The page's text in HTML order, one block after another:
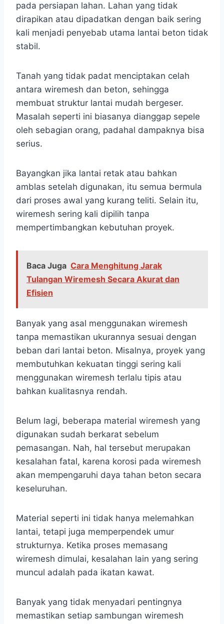
pada persiapan lahan. Lahan yang tidak
dirapikan atau dipadatkan dengan baik sering
kali menjadi penyebab utama lantai beton tidak
stabil.
Tanah yang tidak padat menciptakan celah
antara wiremesh dan beton, sehingga
membuat struktur lantai mudah bergeser.
Masalah seperti ini biasanya dianggap sepele
oleh sebagian orang, padahal dampaknya bisa
serius.
Bayangkan jika lantai retak atau bahkan
amblas setelah digunakan, itu semua bermula
dari proses awal yang kurang teliti. Selain itu,
wiremesh sering kali dipilih tanpa
mempertimbangkan kebutuhan proyek.
Baca Juga Cara Menghitung Jarak
Tulangan Wiremesh Secara Akurat dan
Efisien
Banyak yang asal menggunakan wiremesh
tanpa memastikan ukurannya sesuai dengan
beban dari lantai beton. Misalnya, proyek yang
membutuhkan kekuatan tinggi sering kali
menggunakan wiremesh terlalu tipis atau
bahkan kualitasnya rendah.
Belum lagi, beberapa material wiremesh yang
digunakan sudah berkarat sebelum
pemasangan. Nah, hal tersebut merupakan
kesalahan fatal, karena korosi pada wiremesh
akan mempengaruhi daya tahan beton secara
keseluruhan.
Material seperti ini tidak hanya melemahkan
lantai, tetapi juga memperpendek umur
strukturnya. Ketika proses memasang
wiremesh dimulai, kesalahan lain yang sering
muncul adalah pada ikatan kawat.
Banyak yang tidak menyadari pentingnya
memastikan setiap sambungan wiremesh